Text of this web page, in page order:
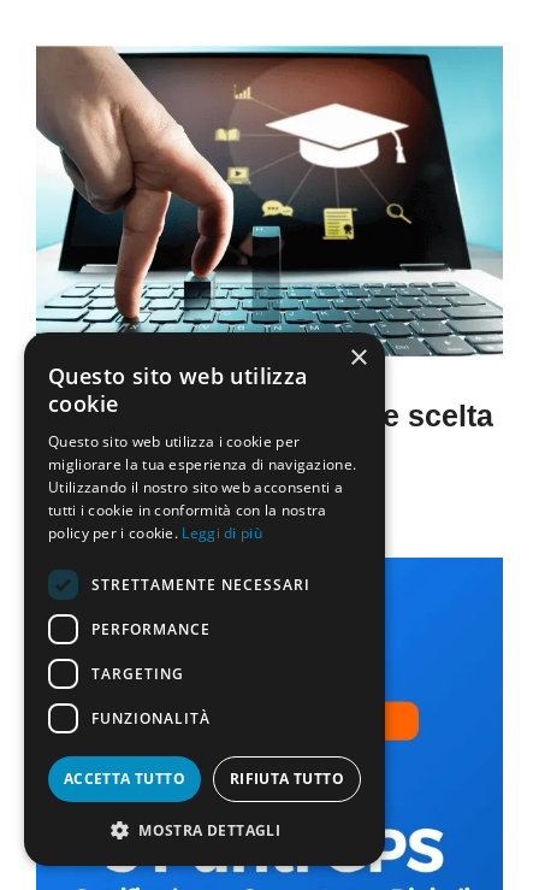
Master Online, vantaggi e scelta
di molti
20 Ottobre 2022 diLa Scuola Oggi
×
Questo sito web utilizza
cookie
Questo sito web utilizza i cookie per
migliorare la tua esperienza di navigazione.
Utilizzando il nostro sito web acconsenti a
tutti i cookie in conformità con la nostra
policy per i cookie. Leggi di più
STRETTAMENTE NECESSARI
PERFORMANCE
TARGETING
FUNZIONALITÀ
ACCETTA TUTTO RIFIUTA TUTTO
MOSTRA DETTAGLI